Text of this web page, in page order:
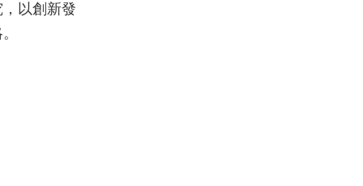
以創新發